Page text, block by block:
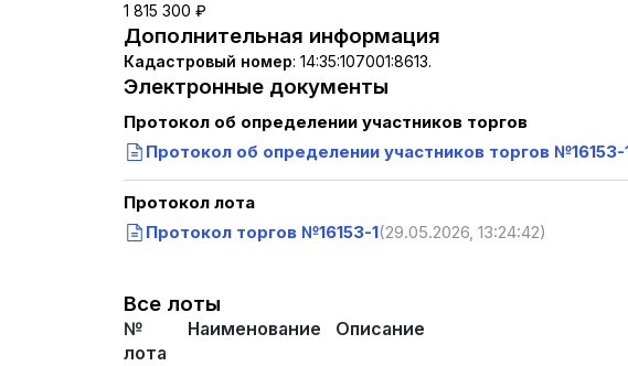
1 815 300 ₽
Дополнительная информация
Кадастровый номер: 14:35:107001:8613.
Электронные документы
Протокол об определении участников торгов
Протокол об определении участников торгов №16153-
Протокол лота
Протокол торгов №16153-1(29.05.2026, 13:24:42)
Все лоты
№
лота
Наименование Описание